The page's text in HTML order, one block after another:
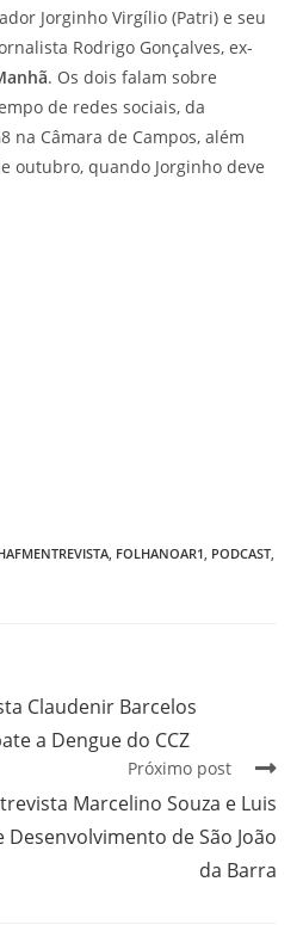
Jorginho Virgílio (Patri) e seu
Rodrigo Gonçalves, ex-
. Os dois falam sobre
de redes sociais, da
na Câmara de Campos, além
outubro, quando Jorginho deve
FOLHANOAR1 PODCAST
Claudenir Barcelos
a Dengue do CCZ
Próximo post
Marcelino Souza e Luis
de São João
da Barra